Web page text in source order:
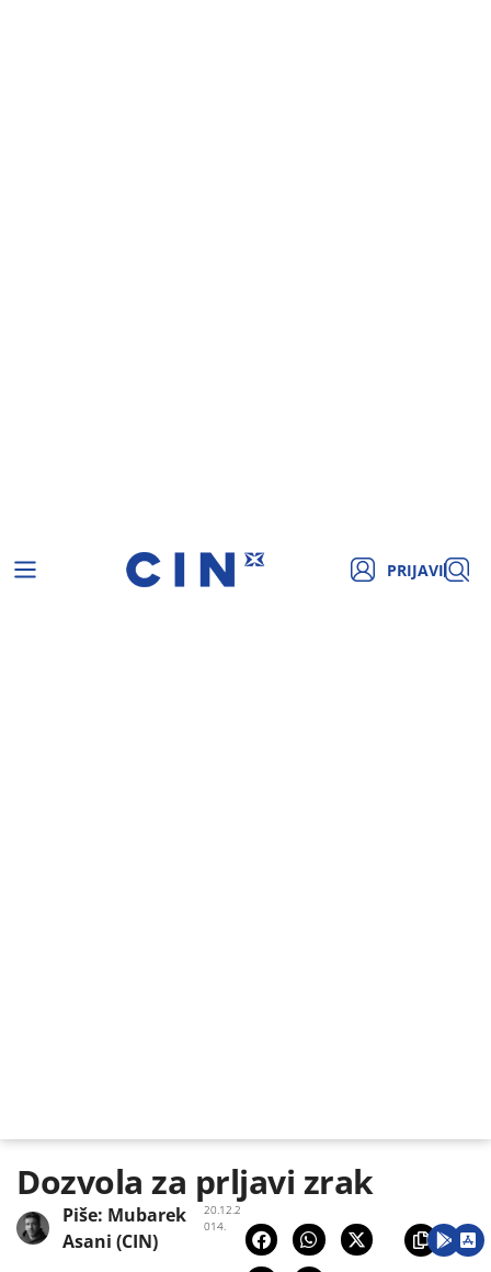
PRIJAVI
Dozvola za prljavi zrak
20.12.2
014.
Piše: Mubarek
Asani (CIN)